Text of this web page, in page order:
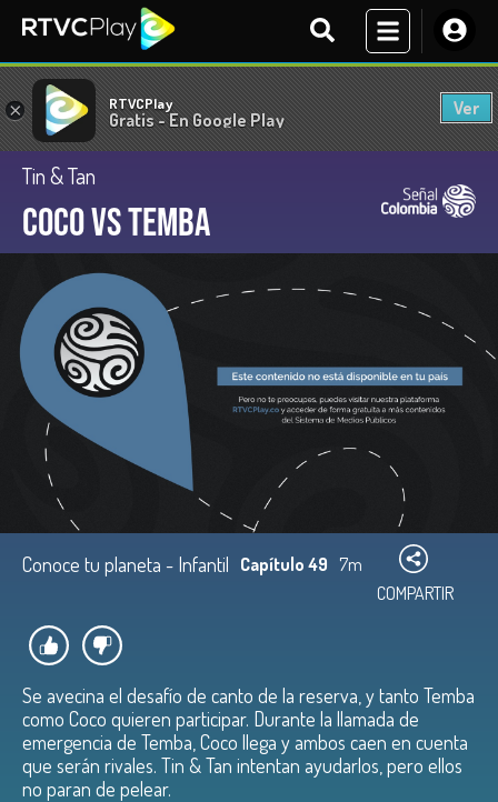
× RTVCPlay
Gratis - En Google Play
Ver
Tin & Tan
Coco vs Temba
Conoce tu planeta - Infantil Capítulo 49 7m
COMPARTIR
Se avecina el desafío de canto de la reserva, y tanto Temba
como Coco quieren participar. Durante la llamada de
emergencia de Temba, Coco llega y ambos caen en cuenta
que serán rivales. Tin & Tan intentan ayudarlos, pero ellos
no paran de pelear.